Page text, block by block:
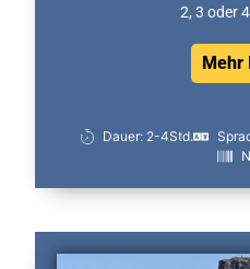
2, 3 oder
Mehr
Dauer: 2-4Std.